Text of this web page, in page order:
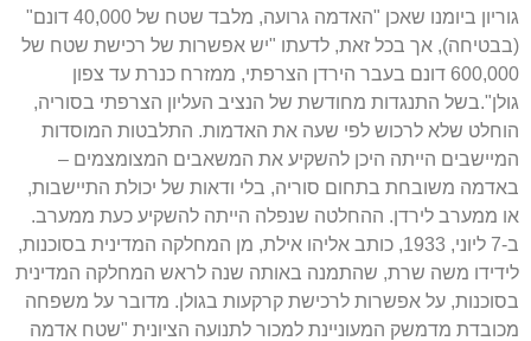
גוריון ביומנו שאכן "האדמה גרועה, מלבד שטח של 40,000 דונם"
(בבטיחה), אך בכל זאת, לדעתו "יש אפשרות של רכישת שטח של
600,000 דונם בעבר הירדן הצרפתי, ממזרח כנרת עד צפון
גולן".בשל התנגדות מחודשת של הנציב העליון הצרפתי בסוריה,
הוחלט שלא לרכוש לפי שעה את האדמות. התלבטות המוסדות
המיישבים הייתה היכן להשקיע את המשאבים המצומצמים –
באדמה משובחת בתחום סוריה, בלי ודאות של יכולת התיישבות,
או ממערב לירדן. ההחלטה שנפלה הייתה להשקיע כעת ממערב.
ב-7 ליוני, 1933, כותב אליהו אילת, מן המחלקה המדינית בסוכנות,
לידידו משה שרת, שהתמנה באותה שנה לראש המחלקה המדינית
בסוכנות, על אפשרות לרכישת קרקעות בגולן. מדובר על משפחה
מכובדת מדמשק המעוניינת למכור לתנועה הציונית "שטח אדמה